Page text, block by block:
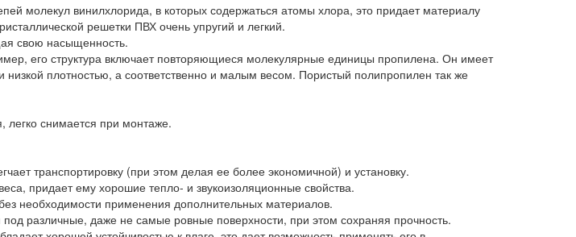
молекул винилхлорида, в которых содержаться атомы хлора, это придает материалу
решетки ПВХ очень упругий и легкий.
свою насыщенность.
его структура включает повторяющиеся молекулярные единицы пропилена. Он имеет
плотностью, а соответственно и малым весом. Пористый полипропилен так же
легко снимается при монтаже.
транспортировку (при этом делая ее более экономичной) и установку.
придает ему хорошие тепло- и звукоизоляционные свойства.
необходимости применения дополнительных материалов.
под различные, даже не самые ровные поверхности, при этом сохраняя прочность.